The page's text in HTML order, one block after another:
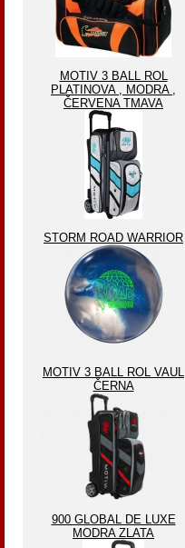
MOTIV 3 BALL ROL
PLATINOVA , MODRA ,
ČERVENA TMAVA
STORM ROAD WARRIOR
MOTIV 3 BALL ROL VAUL
ČERNA
900 GLOBAL DE LUXE
MODRA ZLATA